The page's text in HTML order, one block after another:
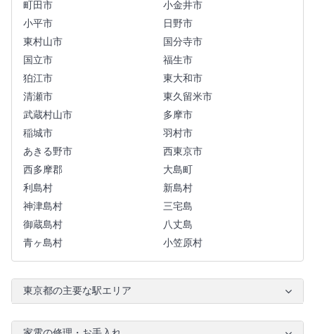
町田市
小金井市
小平市
日野市
東村山市
国分寺市
国立市
福生市
狛江市
東大和市
清瀬市
東久留米市
武蔵村山市
多摩市
稲城市
羽村市
あきる野市
西東京市
西多摩郡
大島町
利島村
新島村
神津島村
三宅島
御蔵島村
八丈島
青ヶ島村
小笠原村
東京都の主要な駅エリア